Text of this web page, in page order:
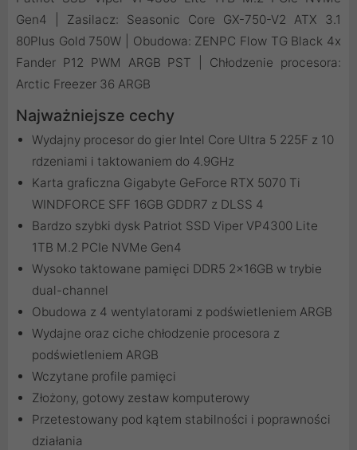
Gen4 | Zasilacz: Seasonic Core GX-750-V2 ATX 3.1
80Plus Gold 750W | Obudowa: ZENPC Flow TG Black 4x
Fander P12 PWM ARGB PST | Chłodzenie procesora:
Arctic Freezer 36 ARGB
Najważniejsze cechy
Wydajny procesor do gier Intel Core Ultra 5 225F z 10
rdzeniami i taktowaniem do 4.9GHz
Karta graficzna Gigabyte GeForce RTX 5070 Ti
WINDFORCE SFF 16GB GDDR7 z DLSS 4
Bardzo szybki dysk Patriot SSD Viper VP4300 Lite
1TB M.2 PCIe NVMe Gen4
Wysoko taktowane pamięci DDR5 2x16GB w trybie
dual-channel
Obudowa z 4 wentylatorami z podświetleniem ARGB
Wydajne oraz ciche chłodzenie procesora z
podświetleniem ARGB
Wczytane profile pamięci
Złożony, gotowy zestaw komputerowy
Przetestowany pod kątem stabilności i poprawności
działania